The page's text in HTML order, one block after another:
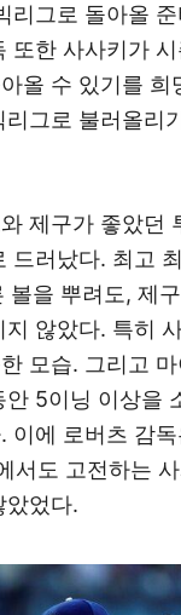
리그로 돌아올
또한 사사키가
올 수 있기를 희
그로 불러올리
제구가 좋았던
드러났다. 최고
볼을 뿌려도, 제
않았다. 특히
모습. 그리고
안 5이닝 이상을
이에 로버츠 감
서도 고전하는
았었다.